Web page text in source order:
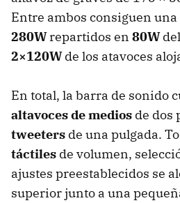
Entre ambos consiguen
280Wrepartidos en 80W
2×120Wde los atavoces
En total, la barra de sonido
altavoces de medios de dos
tweeters de una pulgada.
táctiles de volumen,
ajustes preestablecidos se
superior junto a una